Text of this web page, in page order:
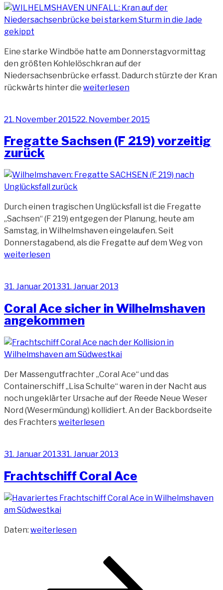
Eine starke Windböe hatte am Donnerstagvormittag
den größten Kohlelöschkran auf der
Niedersachsenbrücke erfasst. Dadurch stürzte der Kran
rückwärts hinter die „Kran
umgestürzt“
weiterlesen
Veröffentlicht
21. November 201522. November 2015
Fregatte Sachsen (F 219) vorzeitig
zurück
Durch einen tragischen Unglücksfall ist die Fregatte
„Sachsen“ (F 219) entgegen der Planung, heute am
Samstag, in Wilhelmshaven eingelaufen. Seit
Donnerstagabend, als die Fregatte auf dem Weg von
weiterlesen
Veröffentlicht
31. Januar 201331. Januar 2013
Coral Ace sicher in Wilhelmshaven
angekommen
Der Massengutfrachter „Coral Ace“ und das
Containerschiff „Lisa Schulte“ waren in der Nacht aus
noch ungeklärter Ursache auf der Reede Neue Weser
Nord (Wesermündung) kollidiert. An der Backbordseite
des Frachters„Coral
in
Wilhelmshaven
angekommen“
weiterlesen
Veröffentlicht
31. Januar 201331. Januar 2013
Frachtschiff Coral Ace
Daten: „Frachtschiff
weiterlesen
Beitragsnavigation